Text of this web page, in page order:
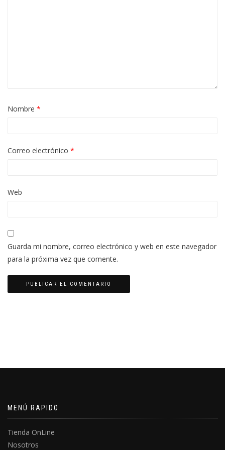
Nombre *
Correo electrónico *
Web
Guarda mi nombre, correo electrónico y web en este navegador
para la próxima vez que comente.
MENÚ RAPIDO
Tienda OnLine
Nosotros